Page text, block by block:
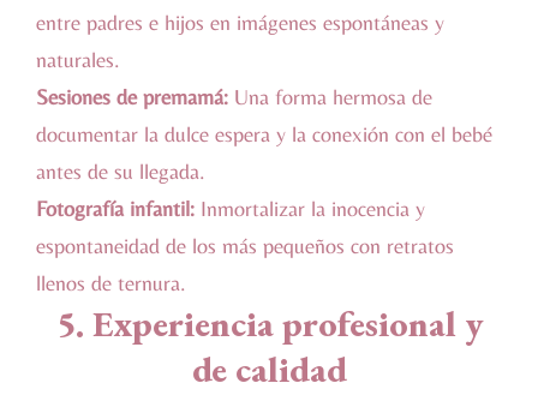
entre padres e hijos en imágenes espontáneas y
naturales.
Sesiones de premamá: Una forma hermosa de
documentar la dulce espera y la conexión con el bebé
antes de su llegada.
Fotografía infantil: Inmortalizar la inocencia y
espontaneidad de los más pequeños con retratos
llenos de ternura.
5. Experiencia profesional y
de calidad